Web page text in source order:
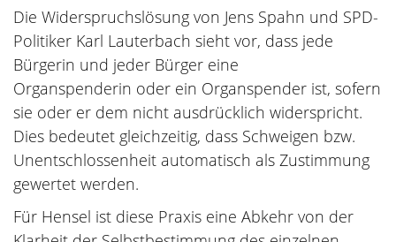
Die Widerspruchslösung von Jens Spahn und SPD-
Politiker Karl Lauterbach sieht vor, dass jede
Bürgerin und jeder Bürger eine
Organspenderin oder ein Organspender ist, sofern
sie oder er dem nicht ausdrücklich widerspricht.
Dies bedeutet gleichzeitig, dass Schweigen bzw.
Unentschlossenheit automatisch als Zustimmung
gewertet werden.
Für Hensel ist diese Praxis eine Abkehr von der